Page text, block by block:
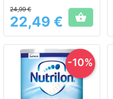
bébés prématurés ou de
faible poids à la naissance
Prix
24,99 €
22,49 € 
-10%